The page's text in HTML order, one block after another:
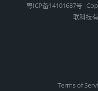
粤ICP备14101687号
联科技
Terms of